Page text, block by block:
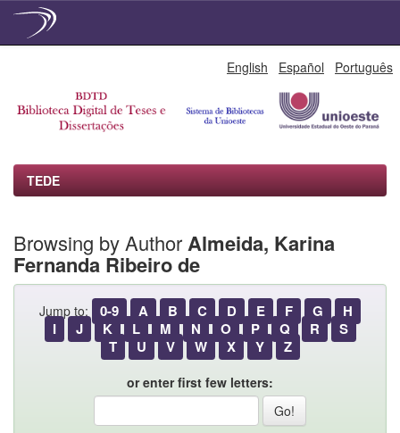
English Español Português
TEDE
Browsing by AuthorAlmeida, Karina
Fernanda Ribeiro de
Jump to: 0-9 A B C D E F G
H
I
J K L M N O P Q R
S
T
U V W X Y Z
or enter first few letters: